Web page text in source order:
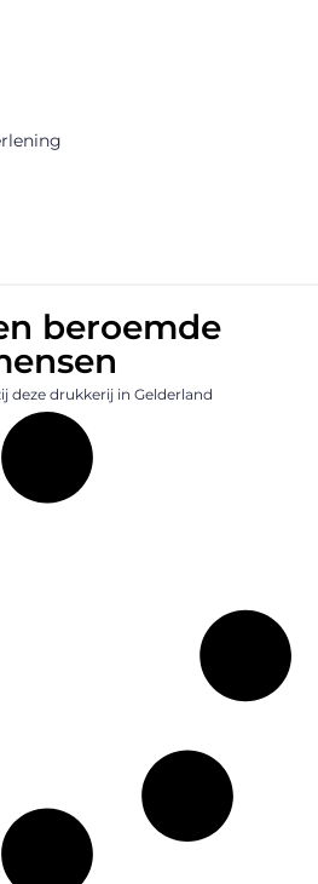
beroemde
deze drukkerij in Gelderland